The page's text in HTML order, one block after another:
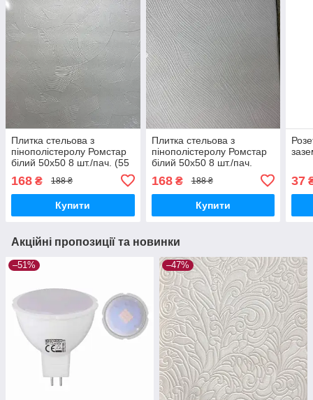
Плитка стельова з
пінополістеролу Ромстар
білий 50x50 8 шт./пач. (55
168 ₴ 188 ₴
Купити
Плитка стельова з
пінополістеролу Ромстар
білий 50x50 8 шт./пач.
168₴ 188 ₴
Купити
37
Акційні пропозиції та новинки
–51% –47%